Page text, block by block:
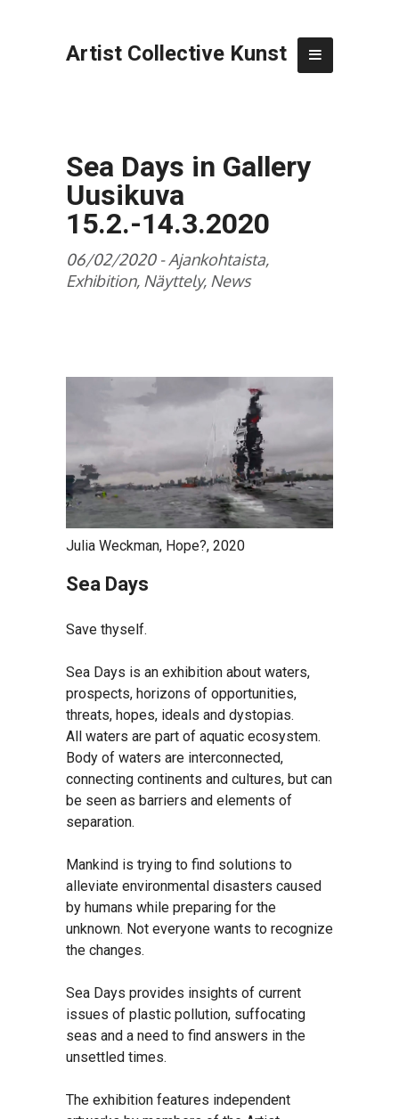
Artist Collective Kunst
Sea Days in Gallery
Uusikuva
15.2.-14.3.2020
06/02/2020 -Ajankohtaista,
Exhibition, Näyttely, News
Julia Weckman, Hope?, 2020
Sea Days
Save thyself.
Sea Days is an exhibition about waters,
prospects, horizons of opportunities,
threats, hopes, ideals and dystopias.
All waters are part of aquatic ecosystem.
Body of waters are interconnected,
connecting continents and cultures, but can
be seen as barriers and elements of
separation.
Mankind is trying to find solutions to
alleviate environmental disasters caused
by humans while preparing for the
unknown. Not everyone wants to recognize
the changes.
Sea Days provides insights of current
issues of plastic pollution, suffocating
seas and a need to find answers in the
unsettled times.
The exhibition features independent